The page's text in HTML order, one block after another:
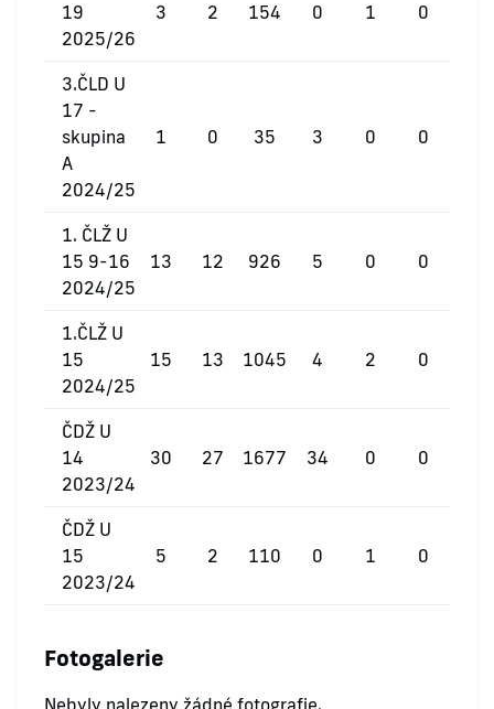
19
2025/26
3 2 154 0 1 0
3.ČLD U
17 -
skupina
A
2024/25
1 0 35 3 0 0
1. ČLŽ U
15 9-16
2024/25
13 12 926 5 0 0
1.ČLŽ U
15
2024/25
15 13 1045 4 2 0
ČDŽ U
14
2023/24
30 27 1677 34 0 0
ČDŽ U
15
2023/24
5 2 110 0 1 0
Fotogalerie
Nebyly nalezeny žádné fotografie.